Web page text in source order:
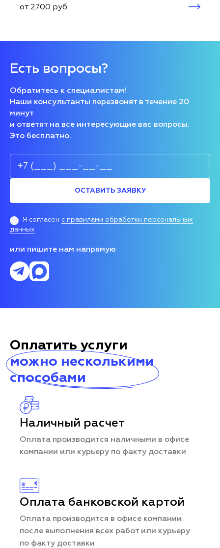
от 2700 руб.
Есть вопросы?
Обратитесь к специалистам!
Наши консультанты перезвонят в течение 20
минут
и ответят на все интересующие вас вопросы.
Это бесплатно.
ОСТАВИТЬ ЗАЯВКУ
Я согласен с правилами обработки персональных
данных
или пишите нам напрямую
Оплатить услуги
можно несколькими
способами
Наличный расчет
Оплата производится наличными в офисе
компании или курьеру по факту доставки
Оплата банковской картой
Оплата производится в офисе компании
после выполнения всех работ или курьеру
по факту доставки